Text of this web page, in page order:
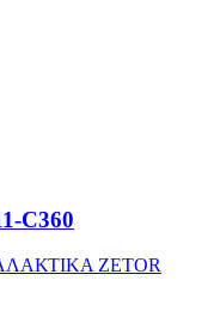
C360
ZETOR